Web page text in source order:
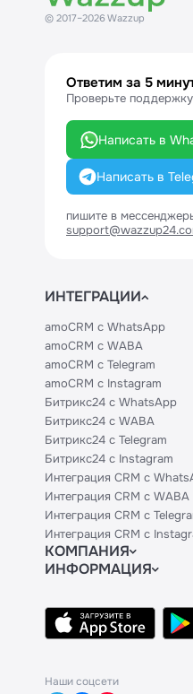
© 2017–2026 Wazzup
Ответим за 5
Проверьте
Написать в
Написать в
пишите в
ИНТЕГРАЦИИ
amoCRM с WhatsApp
amoCRM с WABA
amoCRM с Telegram
amoCRM с Instagram
Битрикс24 с WhatsApp
Битрикс24 с WABA
Битрикс24 с Telegram
Битрикс24 с Instagram
Интеграция CRM с
Интеграция CRM с WABA
Интеграция CRM с
Интеграция CRM с
КОМПАНИЯ
Блог
Контакты
Политики и соглашения
ИНФОРМАЦИЯ
Техническим партнерам
Тарифы
Наши соцсети